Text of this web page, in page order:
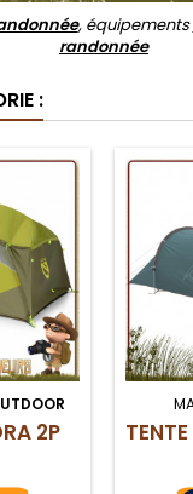
, équipements
randonnée
:
2P